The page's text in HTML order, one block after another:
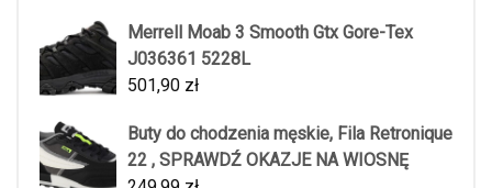
Merrell Moab 3 Smooth Gtx Gore-Tex
J036361 5228L
501,90 zł
Buty do chodzenia męskie, Fila Retronique
22 , SPRAWDŹ OKAZJE NA WIOSNĘ